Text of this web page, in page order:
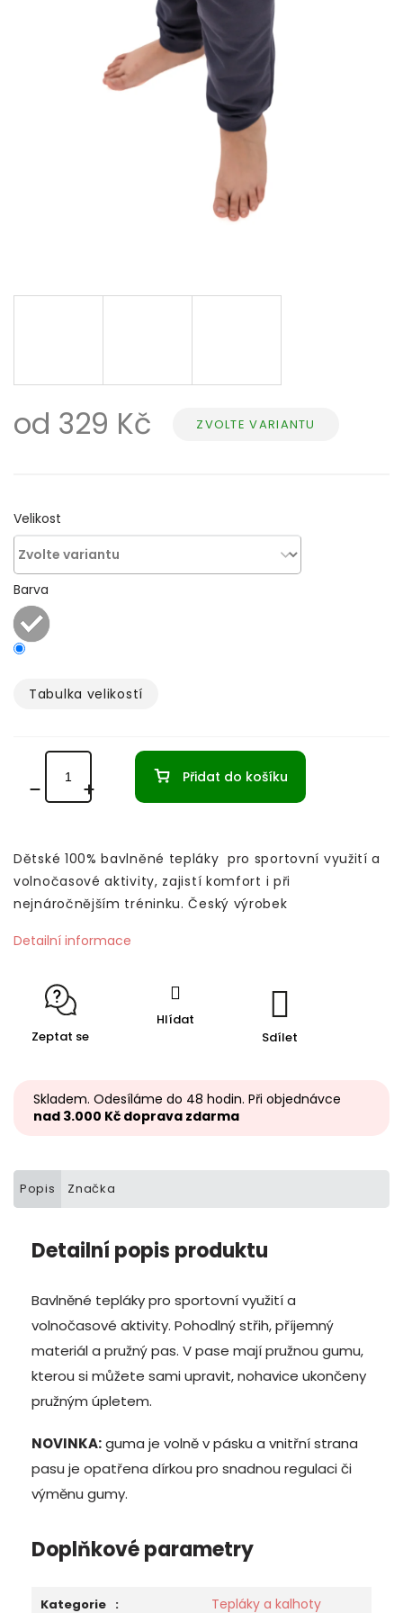
od 329 Kč Měrná
ZVOLTE VARIANTU
Velikost
Barva
Tabulka velikostí­
Přidat do košíku
Dětské 100% bavlněné tepláky pro sportovní využití a
volnočasové aktivity, zajistí komfort i při
nejnáročnějším tréninku. Český výrobek
Detailní informace
Zeptat se
Hlídat
Sdílet
Skladem. Odesíláme do 48 hodin. Při objednávce
nad 3.000 Kč doprava zdarma
Popis Značka
Detailní popis produktu
Bavlněné tepláky pro sportovní využití a
volnočasové aktivity. Pohodlný střih, příjemný
materiál a pružný pas. V pase mají pružnou gumu,
kterou si můžete sami upravit, nohavice ukončeny
pružným úpletem.
NOVINKA:guma je volně v pásku a vnitřní strana
pasu je opatřena dírkou pro snadnou regulaci či
výměnu gumy.
Doplňkové parametry
Kategorie : Tepláky a kalhoty